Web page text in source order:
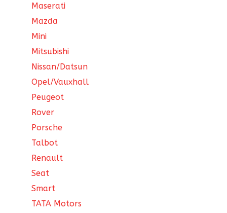
Maserati
Mazda
Mini
Mitsubishi
Nissan/Datsun
Opel/Vauxhall
Peugeot
Rover
Porsche
Talbot
Renault
Seat
Smart
TATA Motors